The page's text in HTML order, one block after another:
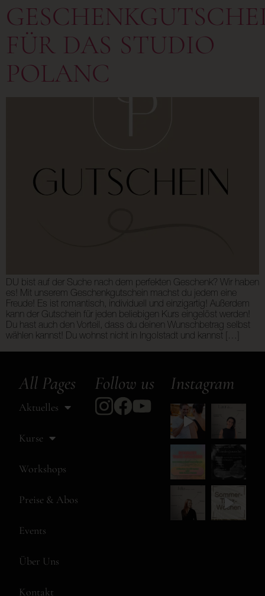
FÜR DAS STUDIO
POLANC
DU bist auf der Suche nach dem perfekten Geschenk? Wir haben
es! Mit unserem Geschenkgutschein machst du jedem eine
Freude! Es ist romantisch, individuell und einzigartig! Außerdem
kann der Gutschein für jeden beliebigen Kurs eingelöst werden!
Du hast auch den Vorteil, dass du deinen Wunschbetrag selbst
wählen kannst! Du wohnst nicht in Ingolstadt und kannst […]
All Pages
Aktuelles
Kurse
Workshops
Preise & Abos
Events
Über Uns
Kontakt
Follow us Instagram